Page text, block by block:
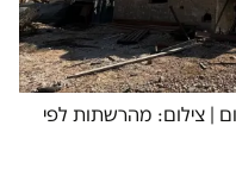
| צילום: מהרשתות לפי